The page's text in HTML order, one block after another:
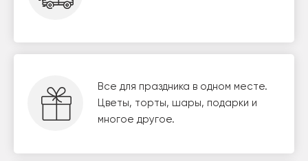
Все для праздника в одном месте.
Цветы, торты, шары, подарки и
многое другое.